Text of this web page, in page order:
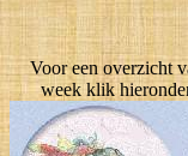
Voor een overzicht
week klik